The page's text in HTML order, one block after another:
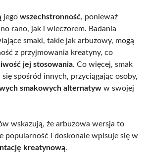
jego wszechstronność, ponieważ
rano, jak i wieczorem. Badania
smaki, takie jak arbuzowy, mogą
z przyjmowania kreatyny, co
jej stosowania. Co więcej, smak
spośród innych, przyciągając osoby,
smakowych alternatyw w swojej
wskazują, że arbuzowa wersja to
popularność i doskonale wpisuje się w
kreatynową.